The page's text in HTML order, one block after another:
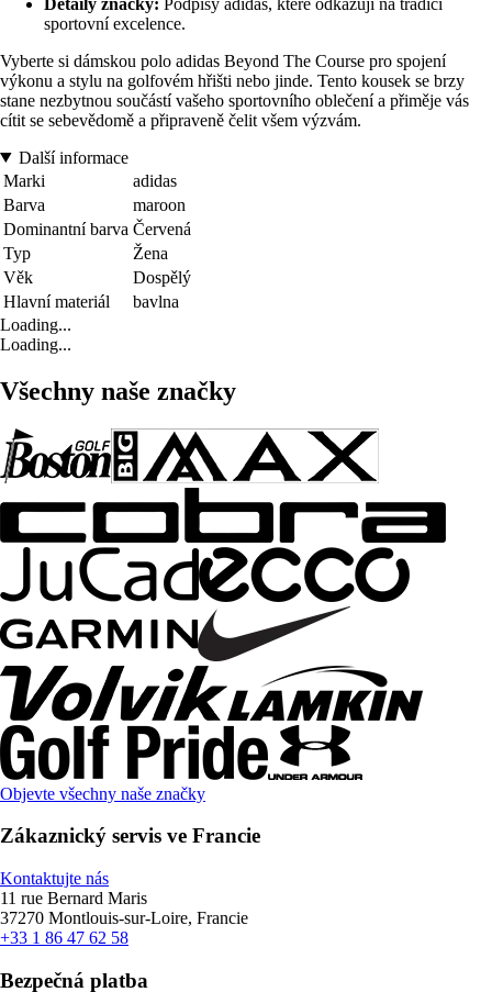
sportovní excelence.
Vyberte si dámskou polo adidas Beyond The Course pro spojení
výkonu a stylu na golfovém hřišti nebo jinde. Tento kousek se brzy
stane nezbytnou součástí vašeho sportovního oblečení a přiměje vás
cítit se sebevědomě a připraveně čelit všem výzvám.
Další informace
Marki
adidas
Barva
maroon
Dominantní barva Červená
Typ
Žena
Věk
Dospělý
Hlavní materiál
bavlna
Loading...
Loading...
Všechny naše značky
Objevte všechny naše značky
Zákaznický servis ve Francie
Kontaktujte nás
11 rue Bernard Maris
37270 Montlouis-sur-Loire, Francie
+33 1 86 47 62 58
Bezpečná platba